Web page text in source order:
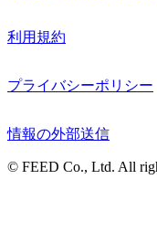
利用規約
プライバシーポリシー
情報の外部送信
© FEED Co., Ltd. All